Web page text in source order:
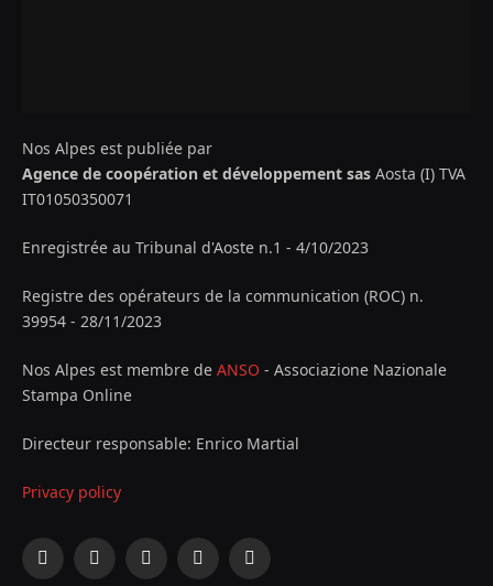
Nos Alpes est publiée par
Agence de coopération et développement sas Aosta (I) TVA
IT01050350071
Enregistrée au Tribunal d'Aoste n.1 - 4/10/2023
Registre des opérateurs de la communication (ROC) n.
39954 - 28/11/2023
Nos Alpes est membre de ANSO - Associazione Nazionale
Stampa Online
Directeur responsable: Enrico Martial
Privacy policy
Facebook
X
InstagramYouTubeLinkedIn